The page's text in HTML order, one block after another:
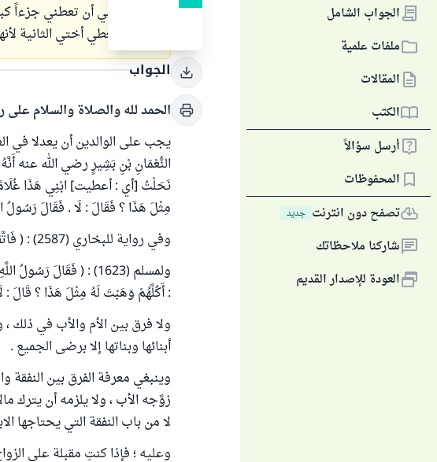
الجواب الشامل
ملفات علمية
المقالات
الكتب
أرسل سؤالاً
المحفوظات
تصفح دون انترنت جديد
شاركنا ملاحظاتك
العودة للإصدار القديم
فأرادت أمي أن تعطني جزءاً
تريد أن تعطي أختي الثانية
الجواب
الحمد لله والصلاة والسلام على
النُّعْمَانِ بْنِ بَشِيرٍ رضي الله عنه
نَحَلْتُ [أي : أعطيت] ابْنِي هَذَا
مِثْلَ هَذَا ؟ فَقَالَ : لَا . فَقَالَ رَسُولُ
وفي رواية للبخاري (2587) : ( فَاتَّقُوا اللَّهَ ، وَاعْدِلُوا بَيْنَ أَوْلادِكُمْ ) قَالَ : فَرَجَعَ فَرَدَّ عَطِيَّتَهُ.
ولمسلم (1623) : (
: أَكُلَّهُمْ وَهَبْتَ لَهُ مِثْلَ هَذَا ؟ قَالَ :
ولا فرق بين الأم والأب في ذلك
أبنائها وبناتها إلا برضى الجميع .
وينبغي معرفة الفرق بين النفقة
زوَّجه الأب ، ولا يلزمه أن يترك
لا من باب النفقة التي يحتاجها
وعليه ؛ فإذا كنتِ مقبلة على